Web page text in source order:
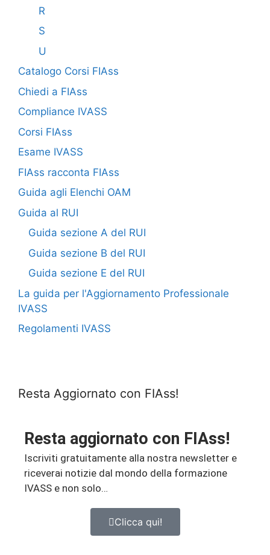
R
S
U
Catalogo Corsi FIAss
Chiedi a FIAss
Compliance IVASS
Corsi FIAss
Esame IVASS
FIAss racconta FIAss
Guida agli Elenchi OAM
Guida al RUI
Guida sezione A del RUI
Guida sezione B del RUI
Guida sezione E del RUI
La guida per l'Aggiornamento Professionale
IVASS
Regolamenti IVASS
Resta Aggiornato con FIAss!
Resta aggiornato con FIAss!
Iscriviti gratuitamente alla nostra newsletter e
riceverai notizie dal mondo della formazione
IVASS e non solo…
Clicca qui!